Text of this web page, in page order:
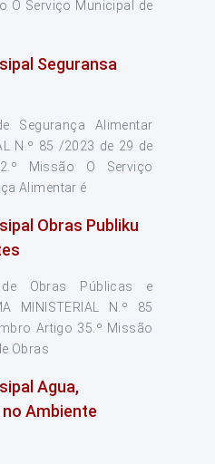
Serviço Municipal de
Seguransa
Segurança Alimentar
N.º 85 /2023 de 29 de
Missão O Serviço
Alimentar é
Obras Publiku
Obras Públicas e
MINISTERIAL N.º 85
Artigo 35.º Missão
Obras
Agua,
Ambiente